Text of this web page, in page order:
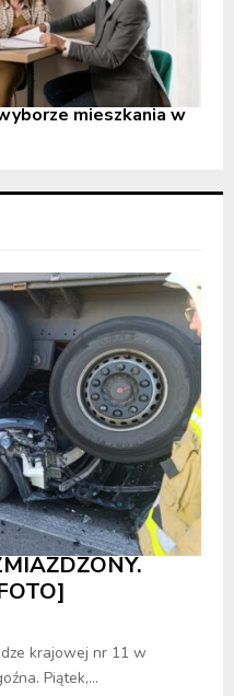
mieszkania w
krajowej nr 11 w
Piątek,...